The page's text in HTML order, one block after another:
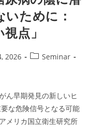
ために：
視点」
2026
PostSeminar
ん早期発見の新しいヒ
な危険信号となる可能
メリカ国立衛生研究所